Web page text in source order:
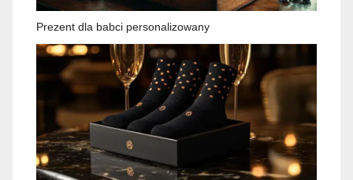
Prezent dla babci personalizowany